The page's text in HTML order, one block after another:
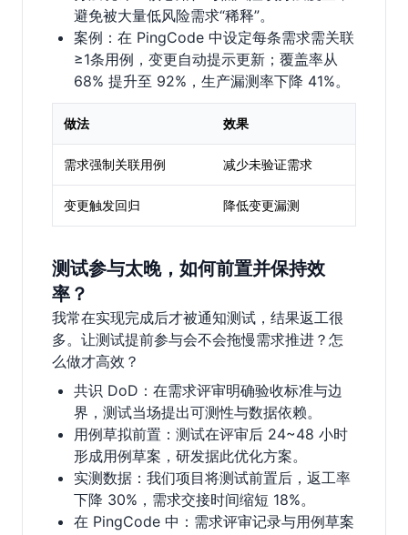
避免被大量低风险需求“稀释”。
案例：在 PingCode 中设定每条需求需关联
≥1条用例，变更自动提示更新；覆盖率从
68% 提升至 92%，生产漏测率下降 41%。
做法 效果
需求强制关联用例 减少未验证需求
变更触发回归 降低变更漏测
测试参与太晚，如何前置并保持效
率？
我常在实现完成后才被通知测试，结果返工很
多。让测试提前参与会不会拖慢需求推进？怎
么做才高效？
共识 DoD：在需求评审明确验收标准与边
界，测试当场提出可测性与数据依赖。
用例草拟前置：测试在评审后 24~48 小时
形成用例草案，研发据此优化方案。
实测数据：我们项目将测试前置后，返工率
下降 30%，需求交接时间缩短 18%。
在 PingCode 中：需求评审记录与用例草案